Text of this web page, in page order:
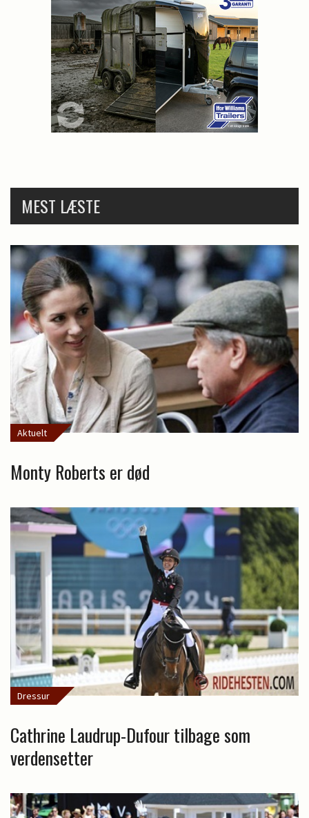
MEST LÆSTE
Aktuelt
Monty Roberts er død
Dressur
Cathrine Laudrup-Dufour tilbage som
verdensetter